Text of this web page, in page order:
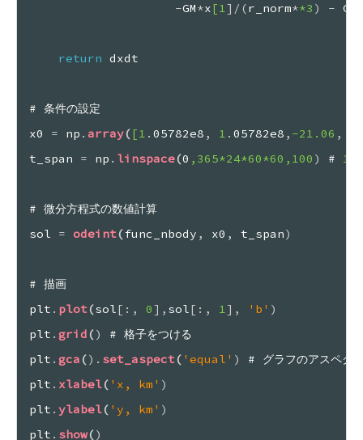
-GM*x[1] / (r_norm**3 ) -
return dxdt
# 条件の設定
x0 = np .array([1 .05782e8 , 1 .05782e8 , -21.06 ,
t_span = np . linspace(0 ,365*24*60*60 ,100 ) # 1
# 微分方程式の数値計算
sol = odeint(func_nbody , x0 , t_span)
# 描画
plt . plot(sol[ : , 0] , sol[ : , 1] , 'b' )
plt .grid()
# 格子をつける
plt .gca() . set_aspect( 'equal' )
# グラフのアスペク
plt . xlabel( 'x, km' )
plt .ylabel( 'y, km' )
plt . show()